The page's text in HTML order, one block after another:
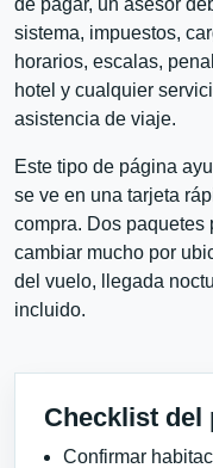
sistema, impuestos,
horarios, escalas,
hotel y cualquier
asistencia de viaje.
Este tipo de página
se ve en una tarjeta
compra. Dos paquetes
cambiar mucho por
del vuelo, llegada
incluido.
Checklist del
Confirmar